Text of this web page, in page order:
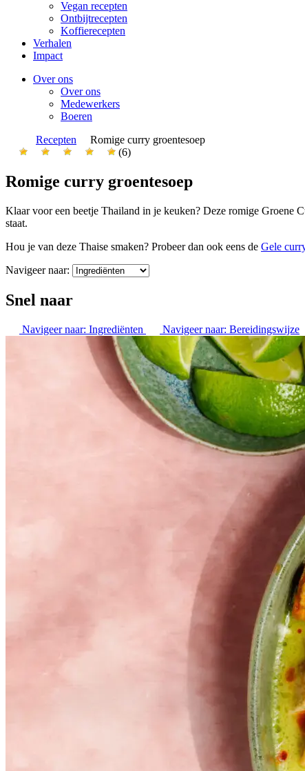
Vegan recepten
Ontbijtrecepten
Koffierecepten
Verhalen
Impact
Over ons
Over ons
Medewerkers
Boeren
Recepten
Romige curry groentesoep
(6)
Romige curry groentesoep
Klaar voor een beetje Thailand in je keuken? Deze romige Groene
staat.
Hou je van deze Thaise smaken? Probeer dan ook eens de Gele
Navigeer naar:
Snel naar
Navigeer naar: Ingrediënten Navigeer naar: Bereidingswijze